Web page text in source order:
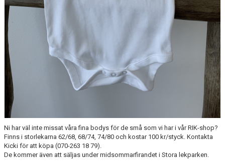
Ni har väl inte missat våra fina bodys för de små som vi har i vår RIK-shop?
Finns i storlekarna 62/68, 68/74, 74/80 och kostar 100 kr/styck. Kontakta
Kicki för att köpa (070-263 18 79).
De kommer även att säljas under midsommarfirandet i Stora lekparken.